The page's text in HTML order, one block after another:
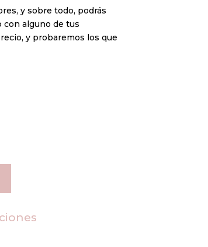
y sobre todo, podrás
con alguno de tus
y probaremos los que